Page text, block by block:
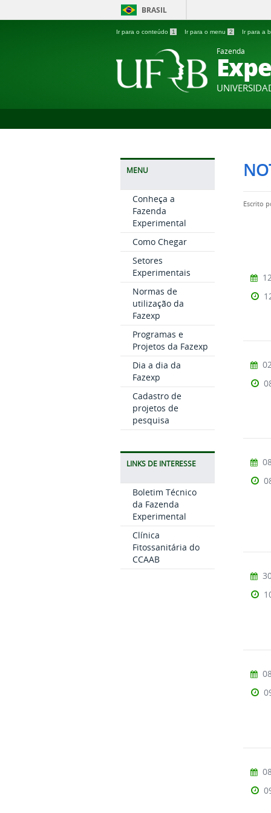
BRASIL
Ir para o conteúdo 1 Ir para o menu 2 Ir para a
Fazenda
MENU
Conheça a
Fazenda
Experimental
Como Chegar
Setores
Experimentais
Normas de
utilização da
Fazexp
Programas e
Projetos da Fazexp
Dia a dia da
Fazexp
Cadastro de
projetos de
pesquisa
LINKS DE INTERESSE
Boletim Técnico
da Fazenda
Experimental
Clínica
Fitossanitária do
CCAAB
Escrito